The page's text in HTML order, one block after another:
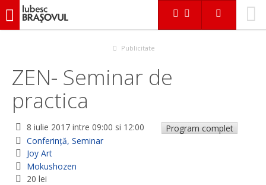
iubescbraşovul.ro
ZEN- Seminar de practica
Publicitate
ZEN- Seminar de
practica
8 iulie 2017intre 09:00 si 12:00
Program complet
Conferinţă, Seminar
Joy Art
Mokushozen
20 lei